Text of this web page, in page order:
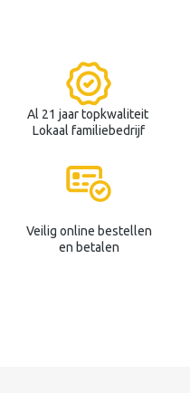
Al 21 jaar topkwaliteit
Lokaal familiebedrijf
Veilig online bestellen
en betalen